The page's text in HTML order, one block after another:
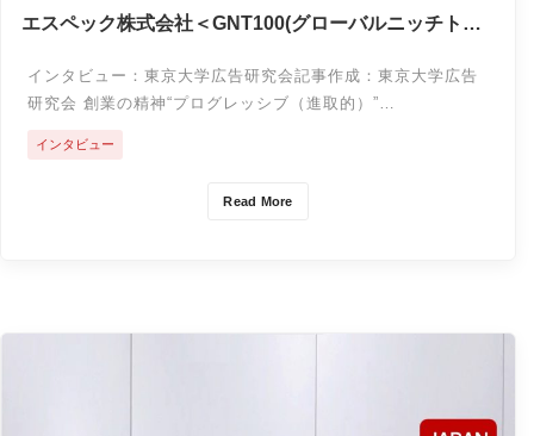
エスペック株式会社＜GNT100(グローバルニッチトッ
インタビュー：東京大学広告研究会記事作成：東京大学広告
研究会 創業の精神“プログレッシブ（進取的）”…
Read More
インタビュー